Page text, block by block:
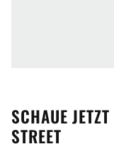
SCHAUE JETZT
STREET